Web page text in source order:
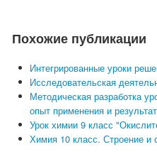
Похожие публикации
Интегрированные уроки
Исследовательская
Методическая разработка
опыт применения и
Урок химии 9 класс
Химия 10 класс. Строение и